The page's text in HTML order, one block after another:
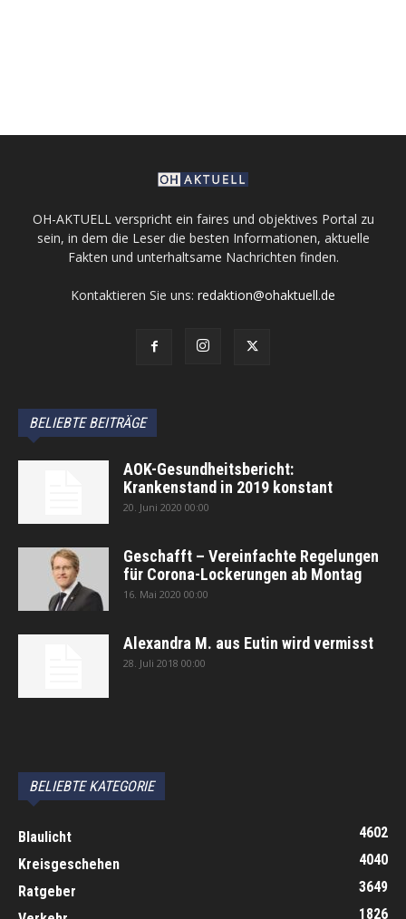
OH-AKTUELL verspricht ein faires und objektives Portal zu
sein, in dem die Leser die besten Informationen, aktuelle
Fakten und unterhaltsame Nachrichten finden.
Kontaktieren Sie uns: redaktion@ohaktuell.de
BELIEBTE BEITRÄGE
AOK-Gesundheitsbericht:
Krankenstand in 2019 konstant
20. Juni 2020 00:00
Geschafft – Vereinfachte Regelungen
für Corona-Lockerungen ab Montag
16. Mai 2020 00:00
Alexandra M. aus Eutin wird vermisst
28. Juli 2018 00:00
BELIEBTE KATEGORIE
Blaulicht
4602
Kreisgeschehen
4040
Ratgeber
3649
1826